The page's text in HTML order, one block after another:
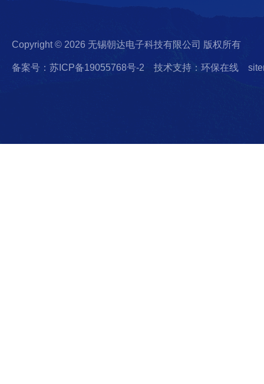
Copyright © 2026 无锡朝达电子科技有限公司 版权所有
备案号：苏ICP备19055768号-2 技术支持：环保在线